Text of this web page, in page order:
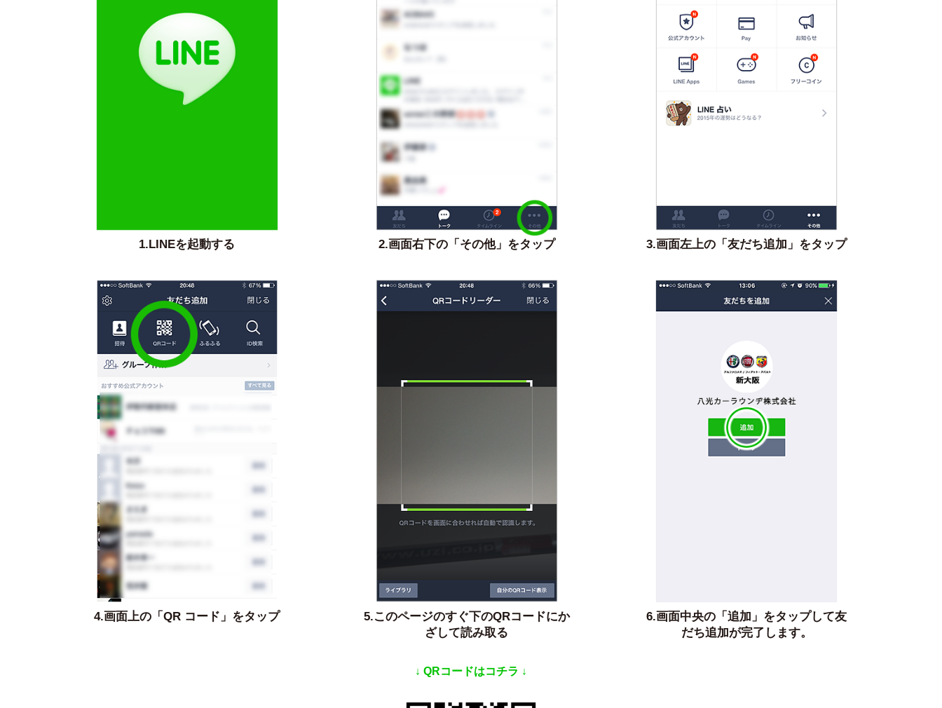
1.LINEを起動する 2.画面右下の「その他」をタップ 3.画面左上の「友だち追加」をタップ
4.画面上の「QR コード」をタップ
5.このページのすぐ下のQRコードにか
ざして読み取る
6.画面中央の「追加」をタップして友
だち追加が完了します。
↓ QRコードはコチラ ↓